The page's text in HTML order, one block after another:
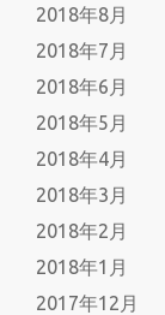
2018年8月
2018年7月
2018年6月
2018年5月
2018年4月
2018年3月
2018年2月
2018年1月
2017年12月